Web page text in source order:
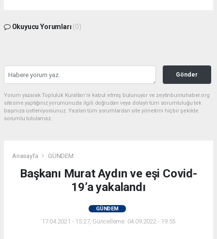
Okuyucu Yorumları (0)
Gönder
Yorum yazarak Topluluk Kuralları’nı kabul etmiş bulunuyor ve zeytinburnuhaber.org
sitesine yaptığınız yorumunuzla ilgili doğrudan veya dolaylı tüm sorumluluğu tek
başınıza üstleniyorsunuz. Yazılan tüm yorumlardan site yönetimi hiçbir şekilde
sorumlu tutulamaz.
Anasayfa GÜNDEM
Başkanı Murat Aydın ve eşi Covid-
19’a yakalandı
GÜNDEM
17.04.2021 - 15:27, Güncelleme: 04.09.2022 - 19:55